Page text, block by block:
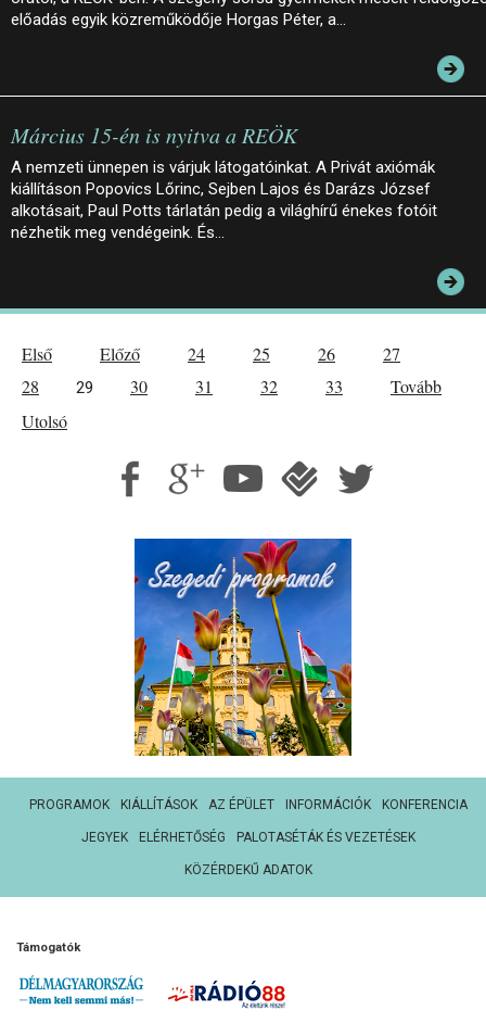
előadás egyik közreműködője Horgas Péter, a…
Március 15-én is nyitva a REÖK
A nemzeti ünnepen is várjuk látogatóinkat. A Privát axiómák
kiállításon Popovics Lőrinc, Sejben Lajos és Darázs József
alkotásait, Paul Potts tárlatán pedig a világhírű énekes fotóit
nézhetik meg vendégeink. És…
Első Előző 24 25 26
27
28
29 30 31 32 33
Tovább
Utolsó
PROGRAMOK KIÁLLÍTÁSOK AZ ÉPÜLET INFORMÁCIÓK KONFERENCIA
JEGYEK ELÉRHETŐSÉG PALOTASÉTÁK ÉS VEZETÉSEK
KÖZÉRDEKŰ ADATOK
Támogatók